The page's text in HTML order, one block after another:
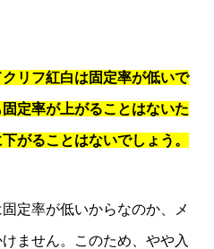
リフ紅白は固定率が低いで
定率が上がることはないた
がることはないでしょう。
定率が低いからなのか、メ
ません。このため、やや入